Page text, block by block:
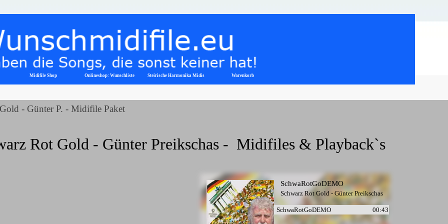
Menü überspringen
Midifile Shop ▼
Onlineshop: Wunschliste Steirische Harmonika Midis ▼
Warenkorb
- Günter P. - Midifile Paket
Rot Gold - Günter Preikschas -  Midifiles & Playback`s
SchwaRotGoDEMO
Schwarz Rot Gold - Günter Preikschas
SchwaRotGoDEMO 00:43